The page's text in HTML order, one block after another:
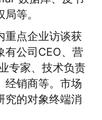
等。
重点企业访谈获
有公司CEO、营
专家、技术负责
经销商等。市场
究的对象终端消